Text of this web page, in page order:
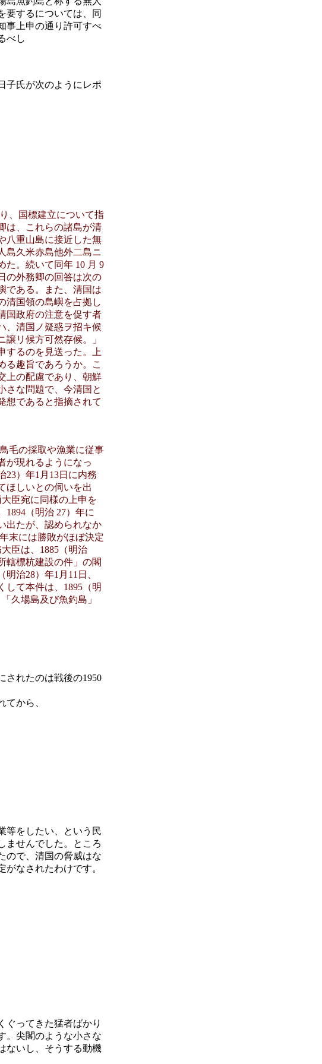
要するについては、同
事上申の通り許可すべ
べし
子氏が次のようにレポ
、国標建立について指
は、これらの諸島が清
八重山島に接近した無
島久米赤島他外二島ニ
た。続いて同年 10 月 9
の外務卿の回答は次の
である。また、清国は
清国領の島嶼を占拠し
国政府の注意を促す者
、清国ノ疑惑ヲ招キ候
リ候方可然存候。」
するのを見送った。上
る趣旨であろうか。こ
上の配慮であり、朝鮮
さな問題で、今清国と
想であると指摘されて
毛の採取や漁業に従事
が現れるようになっ
23）年1月13日に内務
ほしいとの伺いを出
臣宛に同様の上申を
（明治 27）年に
出たが、認められなか
末には勝敗がほぼ決定
臣は、1885（明治
轄標杭建設の件」の閣
治28）年1月11日、
して本件は、1895（明
久場島及び魚釣島」
されたのは戦後の1950
てから、
等をしたい、という民
ませんでした。ところ
ので、清国の脅威はな
なされたわけです。
ぐってきた猛者ばかり
。尖閣のような小さな
ないし、そうする動機